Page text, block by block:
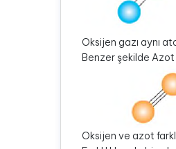
Oksijen gazı aynı
Benzer şekilde Azot
Oksijen ve azot